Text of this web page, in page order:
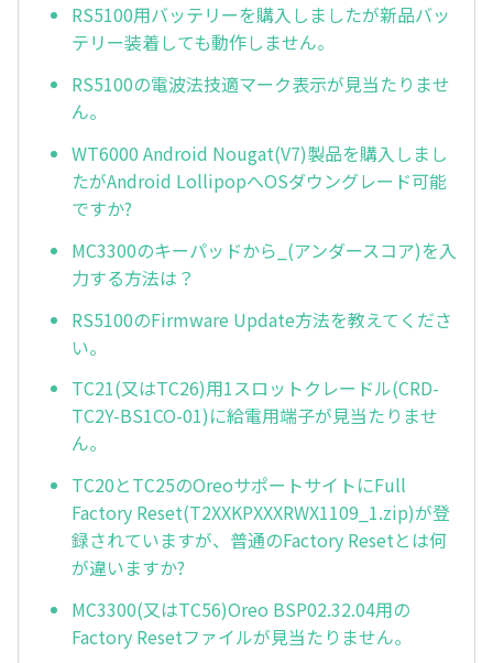
RS5100用バッテリーを購入しましたが新品バッ
テリー装着しても動作しません。
RS5100の電波法技適マーク表示が見当たりませ
ん。
WT6000 Android Nougat(V7)製品を購入しまし
たがAndroid LollipopへOSダウングレード可能
ですか?
MC3300のキーパッドから_(アンダースコア)を入
力する方法は？
RS5100のFirmware Update方法を教えてくださ
い。
TC21(又はTC26)用1スロットクレードル(CRD-
TC2Y-BS1CO-01)に給電用端子が見当たりませ
ん。
TC20とTC25のOreoサポートサイトにFull
Factory Reset(T2XXKPXXXRWX1109_1.zip)が登
録されていますが、普通のFactory Resetとは何
が違いますか?
MC3300(又はTC56)Oreo BSP02.32.04用の
Factory Resetファイルが見当たりません。